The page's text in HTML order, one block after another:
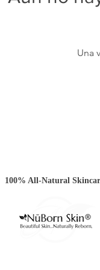
Una
100% All-Natural